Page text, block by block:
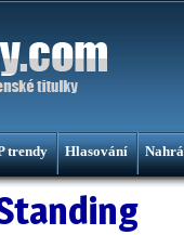
trendy Hlasování